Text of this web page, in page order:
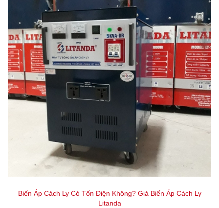
Biến Áp Cách Ly Có Tốn Điện Không? Giá Biến Áp Cách Ly
Litanda